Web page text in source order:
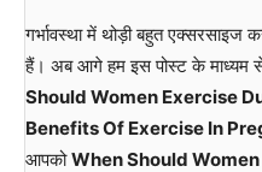
गर्भावस्था में थोड़ी बहुत एक्सरसाइज
हैं। अब आगे हम इस पोस्ट के माध्यम
Should Women Exercise
Benefits Of Exercise In
आपकोWhen Should